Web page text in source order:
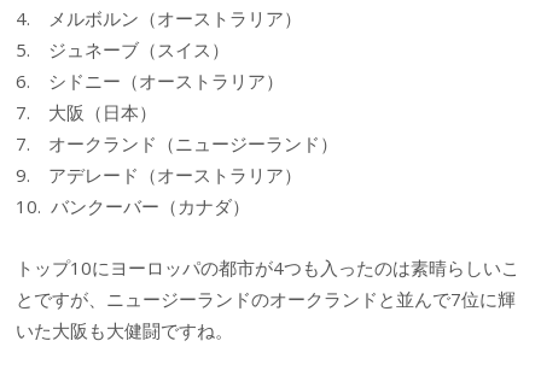
4. メルボルン（オーストラリア）
5. ジュネーブ（スイス）
6. シドニー（オーストラリア）
7. 大阪（日本）
7. オークランド（ニュージーランド）
9. アデレード（オーストラリア）
10. バンクーバー（カナダ）
トップ10にヨーロッパの都市が4つも入ったのは素晴らしいこ
とですが、ニュージーランドのオークランドと並んで7位に輝
いた大阪も大健闘ですね。